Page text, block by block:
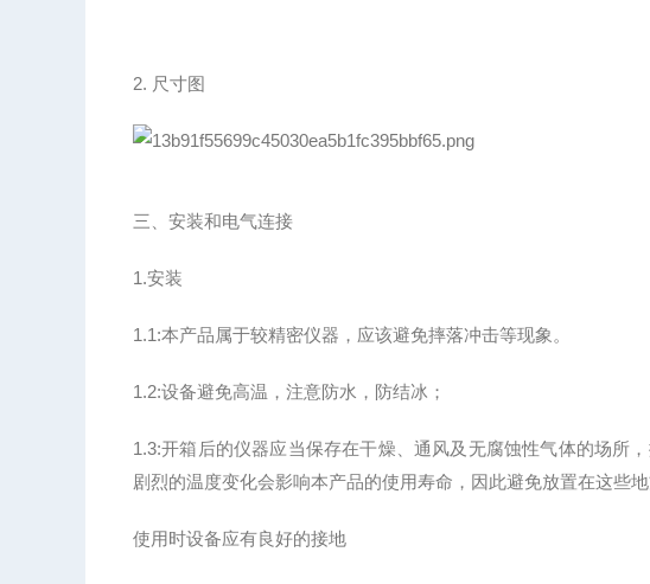
2. 尺寸图
三、安装和电气连接
1.安装
1.1:本产品属于较精密仪器，应该避免摔落冲击等现象。
1.2:设备避免高温，注意防水，防结冰；
1.3:开箱后的仪器应当保存在干燥、通风及无腐蚀性气体的场所
剧烈的温度变化会影响本产品的使用寿命，因此避免放置在这些地
使用时设备应有良好的接地